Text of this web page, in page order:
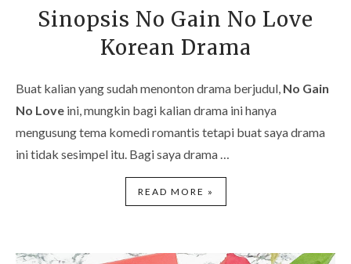
Sinopsis No Gain No Love
Korean Drama
Buat kalian yang sudah menonton drama berjudul, No Gain
No Love ini, mungkin bagi kalian drama ini hanya
mengusung tema komedi romantis tetapi buat saya drama
ini tidak sesimpel itu. Bagi saya drama …
READ MORE »